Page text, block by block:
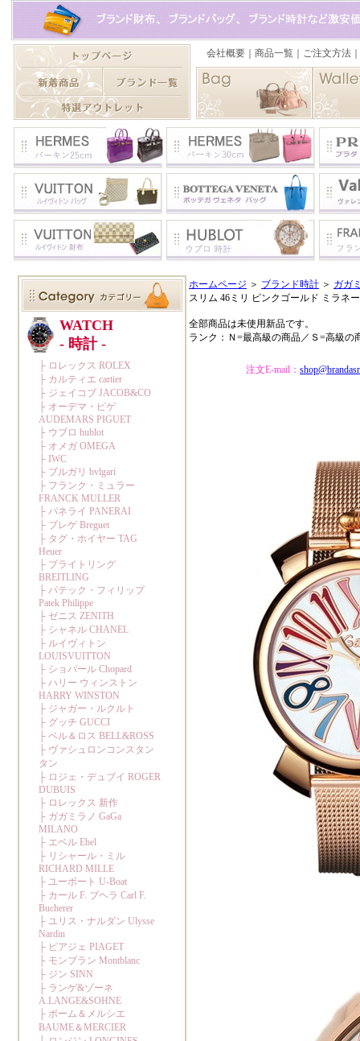
ホームページ ＞ ブランド時計 ＞ ガガ
スリム 46ミリ ピンクゴールド ミラネ
全部商品は未使用新品です。
ランク：Ｎ=最高級の商品／Ｓ=高級の
注文E-mail：